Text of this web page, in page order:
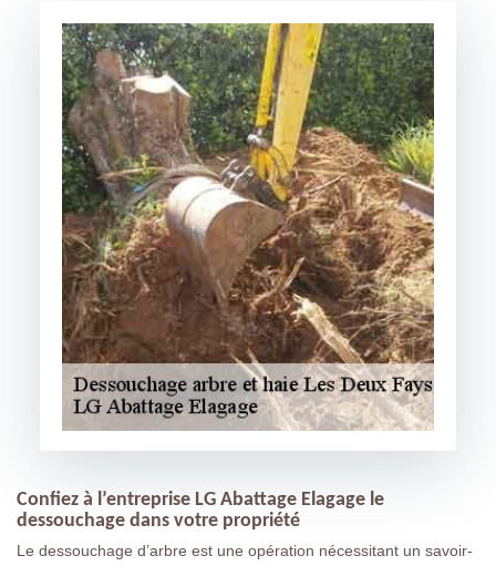
Confiez à l’entreprise LG Abattage Elagage le
dessouchage dans votre propriété
Le dessouchage d’arbre est une opération nécessitant un savoir-